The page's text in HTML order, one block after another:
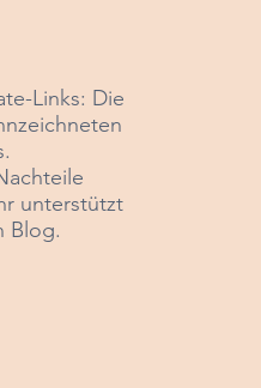
Links: Die
.
unterstützt
Blog.